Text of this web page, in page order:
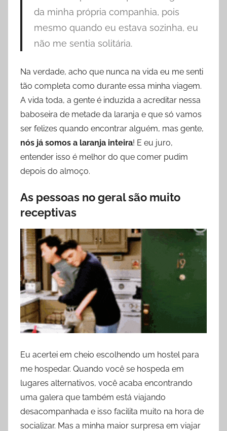
da minha própria companhia, pois
mesmo quando eu estava sozinha, eu
não me sentia solitária.
Na verdade, acho que nunca na vida eu me senti
tão completa como durante essa minha viagem.
A vida toda, a gente é induzida a acreditar nessa
baboseira de metade da laranja e que só vamos
ser felizes quando encontrar alguém, mas gente,
nós já somos a laranja inteira! E eu juro,
entender isso é melhor do que comer pudim
depois do almoço.
As pessoas no geral são muito
receptivas
Eu acertei em cheio escolhendo um hostel para
me hospedar. Quando você se hospeda em
lugares alternativos, você acaba encontrando
uma galera que também está viajando
desacompanhada e isso facilita muito na hora de
socializar. Mas a minha maior surpresa em viajar